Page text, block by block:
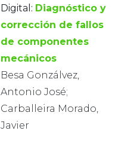
Digital: Diagnóstico y
corrección de fallos
de componentes
mecánicos
Besa Gonzálvez,
Antonio José;
Carballeira Morado,
Javier